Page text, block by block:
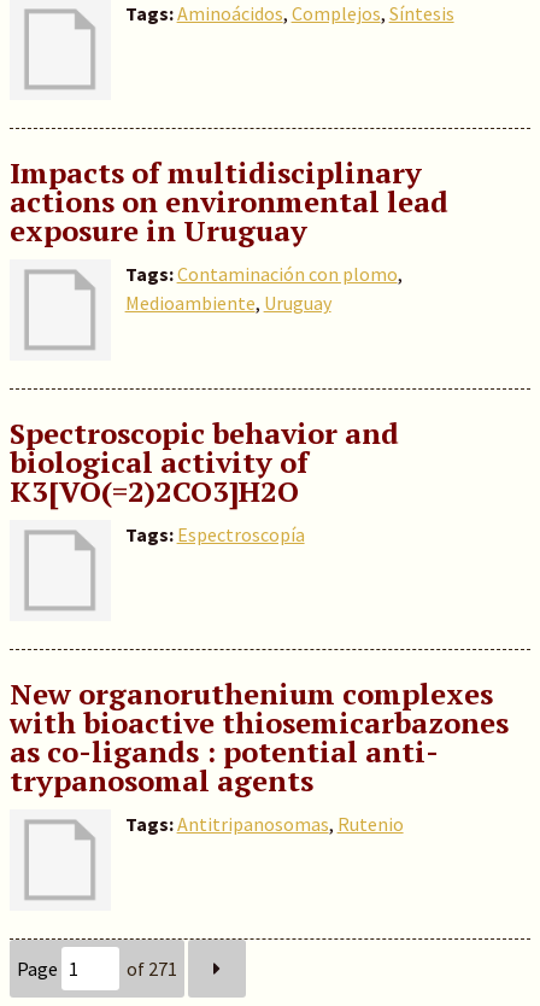
Tags:Aminoácidos, Complejos, Síntesis
Impacts of multidisciplinary
actions on environmental lead
exposure in Uruguay
Tags:Contaminación con plomo,
Medioambiente, Uruguay
Spectroscopic behavior and
biological activity of
K3[VO(=2)2CO3]H2O
Tags: Espectroscopía
New organoruthenium complexes
with bioactive thiosemicarbazones
as co-ligands : potential anti-
trypanosomal agents
Tags:Antitripanosomas, Rutenio
Page of 271